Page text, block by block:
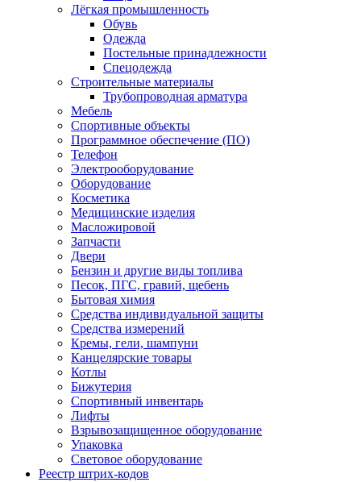
Лёгкая промышленность
Обувь
Одежда
Постельные принадлежности
Спецодежда
Строительные материалы
Трубопроводная арматура
Мебель
Спортивные объекты
Программное обеспечение (ПО)
Телефон
Электрооборудование
Оборудование
Косметика
Медицинские изделия
Масложировой
Запчасти
Двери
Бензин и другие виды топлива
Песок, ПГС, гравий, щебень
Бытовая химия
Средства индивидуальной защиты
Средства измерений
Кремы, гели, шампуни
Канцелярские товары
Котлы
Бижутерия
Спортивный инвентарь
Лифты
Взрывозащищенное оборудование
Упаковка
Световое оборудование
Реестр штрих-кодов